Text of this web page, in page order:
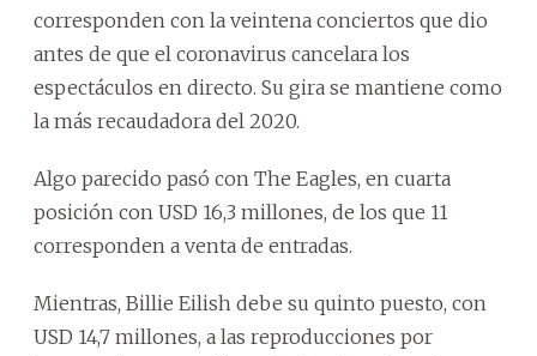
corresponden con la veintena conciertos que dio
antes de que el coronavirus cancelara los
espectáculos en directo. Su gira se mantiene como
la más recaudadora del 2020.
Algo parecido pasó con The Eagles, en cuarta
posición con USD 16,3 millones, de los que 11
corresponden a venta de entradas.
Mientras, Billie Eilish debe su quinto puesto, con
USD 14,7 millones, a las reproducciones por